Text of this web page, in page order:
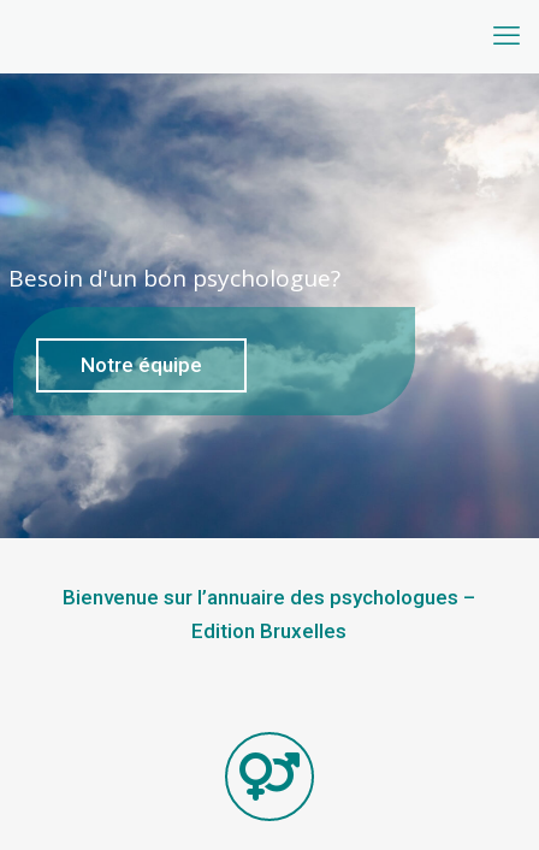
Besoin d'un bon psychologue?
Notre équipe
Bienvenue sur l’annuaire des psychologues –
Edition Bruxelles